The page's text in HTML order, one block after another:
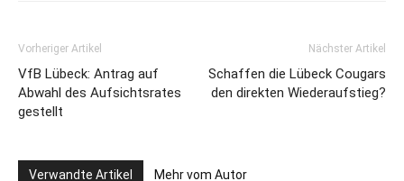
Vorheriger Artikel
VfB Lübeck: Antrag auf
Abwahl des Aufsichtsrates
gestellt
Nächster Artikel
Schaffen die Lübeck Cougars
den direkten Wiederaufstieg?
Verwandte Artikel Mehr vom Autor